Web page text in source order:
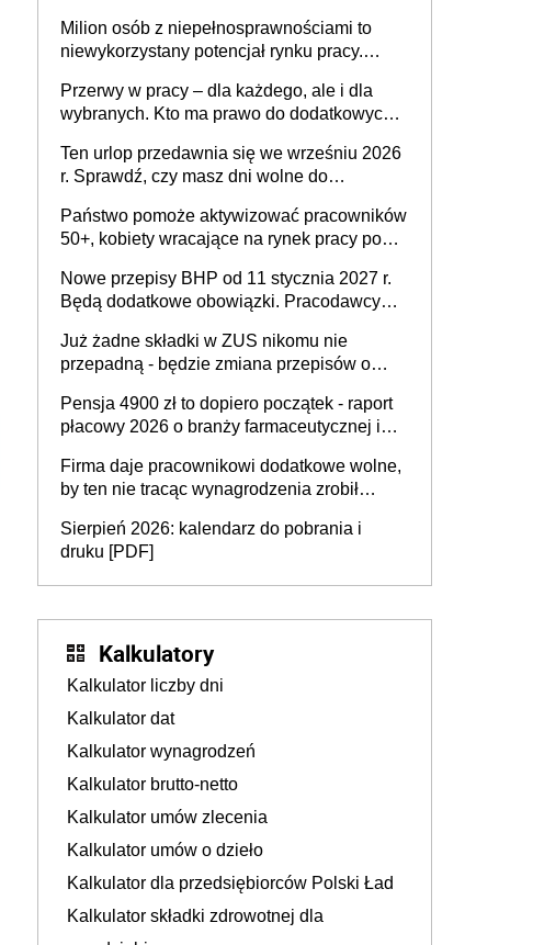
Milion osób z niepełnosprawnościami to
niewykorzystany potencjał rynku pracy.
dofinansowań czy refundacji, ale bariery po
stronie systemu i świadomości
pracodawców [WYWIAD]
Przerwy w pracy – dla każdego, ale i dla
wybranych. Kto ma prawo do dodatkowych
Ten urlop przedawnia się we wrześniu 2026
r. Sprawdź, czy masz dni wolne do
Państwo pomoże aktywizować pracowników
50+, kobiety wracające na rynek pracy po
osoby neuroatypowe. Powstanie Fundusz
na rzecz Inkluzywności w Zatrudnianiu?
Nowe przepisy BHP od 11 stycznia 2027 r.
Będą dodatkowe obowiązki. Pracodawcy
Już żadne składki w ZUS nikomu nie
przepadną - będzie zmiana przepisów o
ubezpieczeniom społecznym
Pensja 4900 zł to dopiero początek - raport
płacowy 2026 o branży farmaceutycznej i
Firma daje pracownikowi dodatkowe wolne,
by ten nie tracąc wynagrodzenia zrobił
sprawdza
Sierpień 2026: kalendarz do pobrania i
druku [PDF]
Kalkulatory
Kalkulator liczby dni
Kalkulator dat
Kalkulator wynagrodzeń
Kalkulator brutto-netto
Kalkulator umów zlecenia
Kalkulator umów o dzieło
Kalkulator dla przedsiębiorców Polski Ład
Kalkulator składki zdrowotnej dla